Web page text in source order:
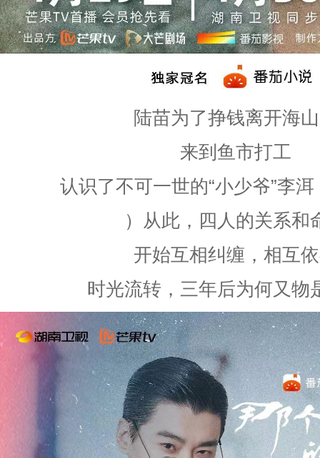
陆苗为了挣钱离开海
来到鱼市打工
认识了不可一世的“小少爷”李
）从此，四人的关系和
开始互相纠缠，相互
时光流转，三年后为何又物